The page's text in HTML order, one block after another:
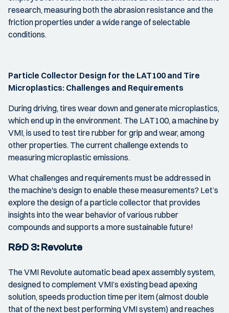
research, measuring both the abrasion resistance and the
friction properties under a wide range of selectable
conditions.
Particle Collector Design for the LAT100 and Tire
Microplastics: Challenges and Requirements
During driving, tires wear down and generate microplastics,
which end up in the environment. The LAT100, a machine by
VMI, is used to test tire rubber for grip and wear, among
other properties. The current challenge extends to
measuring microplastic emissions.
What challenges and requirements must be addressed in
the machine's design to enable these measurements? Let’s
explore the design of a particle collector that provides
insights into the wear behavior of various rubber
compounds and supports a more sustainable future!
R&D 3: Revolute
The VMI Revolute automatic bead apex assembly system,
designed to complement VMI’s existing bead apexing
solution, speeds production time per item (almost double
that of the next best performing VMI system) and reaches